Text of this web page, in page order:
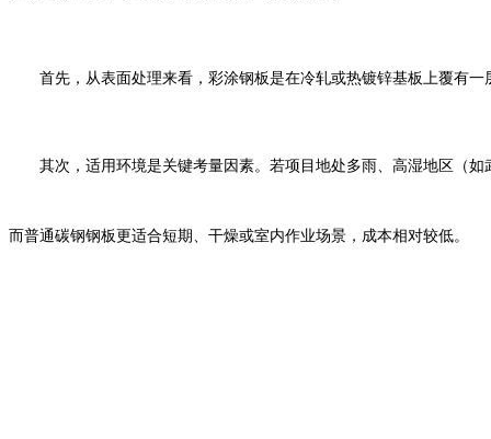
首先，从表面处理来看，彩涂钢板是在冷轧或热镀锌基板上覆有一
其次，适用环境是关键考量因素。若项目地处多雨、高湿地区（如
而普通碳钢钢板更适合短期、干燥或室内作业场景，成本相对较低。